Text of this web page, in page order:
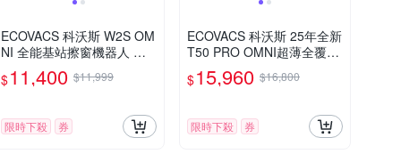
ECOVACS 科沃斯 W2S OM
NI 全能基站擦窗機器人 集
合供電、收納
$11,400 $11,999
限時下殺 券
ECOVACS 科沃斯 25年全新
T50 PRO OMNI超薄全覆蓋
全能旗艦掃拖機器人
$15,960 $16,800
限時下殺 券